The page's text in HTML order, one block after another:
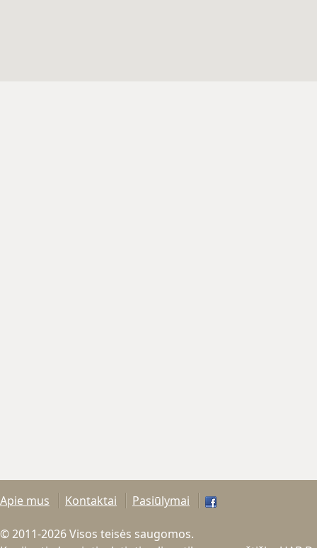
Apie mus Kontaktai Pasiūlymai
© 2011-2026 Visos teisės saugomos.